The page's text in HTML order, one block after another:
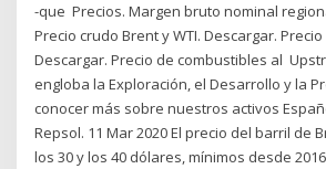
-que Precios. Margen bruto nominal
Precio crudo Brent y WTI. Descargar.
Descargar. Precio de combustibles al
engloba la Exploración, el Desarrollo y la
conocer más sobre nuestros activos
Repsol. 11 Mar 2020 El precio del barril de
los 30 y los 40 dólares, mínimos desde